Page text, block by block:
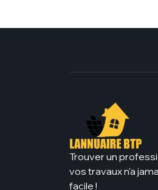
Trouver un
vos travaux n'a
facile !